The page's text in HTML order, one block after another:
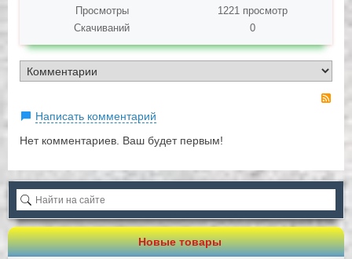
Просмотры
1221 просмотр
Скачиваний
0
Написать комментарий
Нет комментариев. Ваш будет первым!
Новые товары